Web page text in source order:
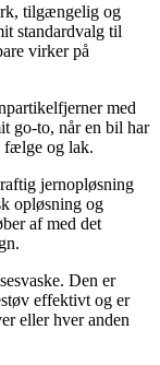
tilgængelig og
standardvalg til
virker på
med
go-to, når en bil har
fælge og lak.
jernopløsning
opløsning og
af med det
Den er
effektivt og er
eller hver anden